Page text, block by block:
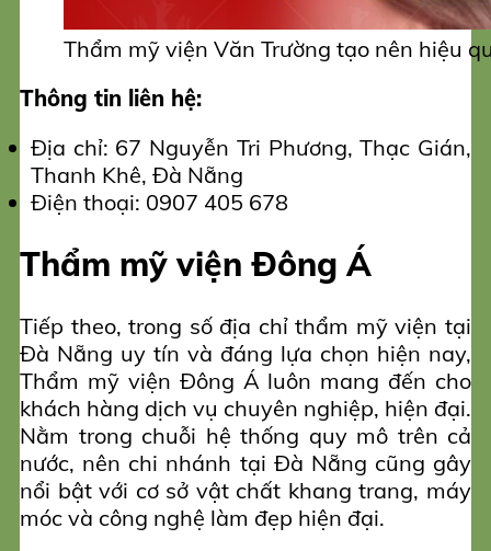
Thẩm mỹ viện Văn Trường tạo nên hiệu
Thông tin liên hệ:
Địa chỉ: 67 Nguyễn Tri Phương, Thạc Gián,
Thanh Khê, Đà Nẵng
Điện thoại: 0907 405 678
Thẩm mỹ viện Đông Á
Tiếp theo, trong số địa chỉ thẩm mỹ viện tại
Đà Nẵng uy tín và đáng lựa chọn hiện nay,
Thẩm mỹ viện Đông Á luôn mang đến cho
khách hàng dịch vụ chuyên nghiệp, hiện đại.
Nằm trong chuỗi hệ thống quy mô trên cả
nước, nên chi nhánh tại Đà Nẵng cũng gây
nổi bật với cơ sở vật chất khang trang, máy
móc và công nghệ làm đẹp hiện đại.